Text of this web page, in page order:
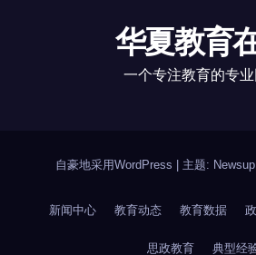
华夏教育
一个专注教育的专
自豪地采用WordPress | 主题:
新闻中心 教育动态 教育数据
思政教育 典型经